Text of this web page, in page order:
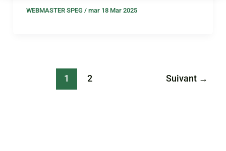
WEBMASTER SPEG / mar 18 Mar 2025
1 2 Suivant →